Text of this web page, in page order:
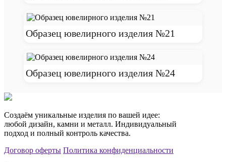
Образец ювелирного изделия №21
Образец ювелирного изделия №24
Создаём уникальные изделия по вашей идее:
любой дизайн, камни и металл. Индивидуальный
подход и полный контроль качества.
Договор оферты Политика конфиденциальности